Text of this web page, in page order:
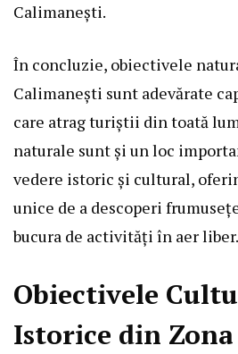
Calimanești.
În concluzie, obiectivele
Calimanești sunt adevărate
care atrag turiștii din toată
naturale sunt și un loc
vedere istoric și cultural,
unice de a descoperi
bucura de activități în aer liber.
Obiectivele
Istorice din Zona